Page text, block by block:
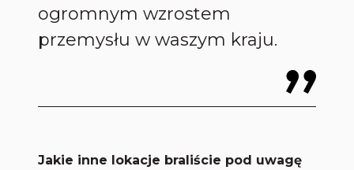
ogromnym wzrostem
przemysłu w waszym kraju.
Jakie inne lokacje braliście pod uwagę